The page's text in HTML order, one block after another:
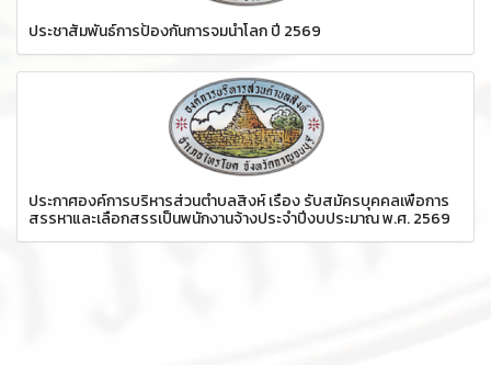
ประชาสัมพันธ์การป้องกันการจมน้ำโลก ปี 2569
ประกาศองค์การบริหารส่วนตำบลสิงห์ เรื่อง รับสมัครบุคคลเพื่อการ
สรรหาและเลือกสรรเป็นพนักงานจ้างประจำปีงบประมาณ พ.ศ. 2569